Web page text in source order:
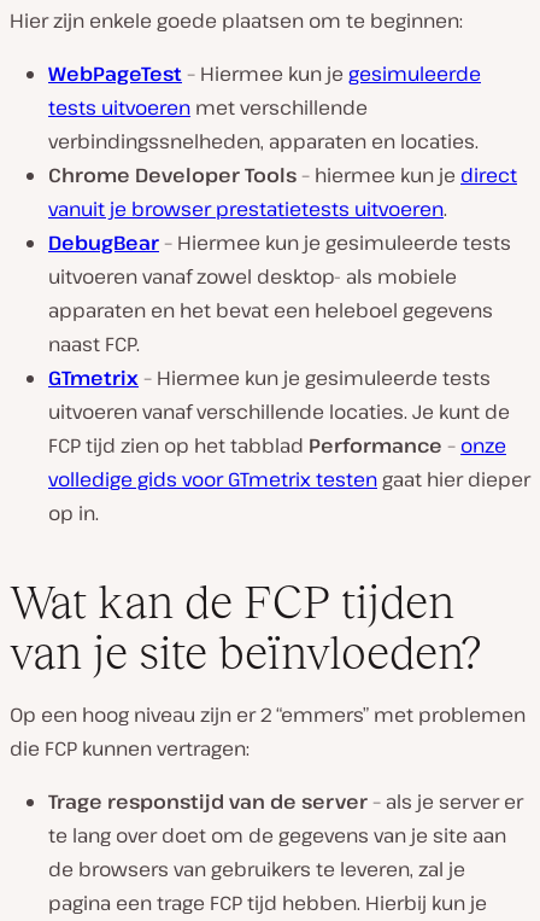
Hier zijn enkele goede plaatsen om te beginnen:
WebPageTest– Hiermee kun je gesimuleerde
tests uitvoeren met verschillende
verbindingssnelheden, apparaten en locaties.
Chrome Developer Tools– hiermee kun je direct
vanuit je browser prestatietests uitvoeren.
DebugBear– Hiermee kun je gesimuleerde tests
uitvoeren vanaf zowel desktop- als mobiele
apparaten en het bevat een heleboel gegevens
naast FCP.
GTmetrix– Hiermee kun je gesimuleerde tests
uitvoeren vanaf verschillende locaties. Je kunt de
FCP tijd zien op het tabblad Performance – onze
volledige gids voor GTmetrix testen gaat hier dieper
op in.
Wat kan de FCP tijden
van je site beïnvloeden?
Op een hoog niveau zijn er 2 “emmers” met problemen
die FCP kunnen vertragen:
Trage responstijd van de server– als je server er
te lang over doet om de gegevens van je site aan
de browsers van gebruikers te leveren, zal je
pagina een trage FCP tijd hebben. Hierbij kun je